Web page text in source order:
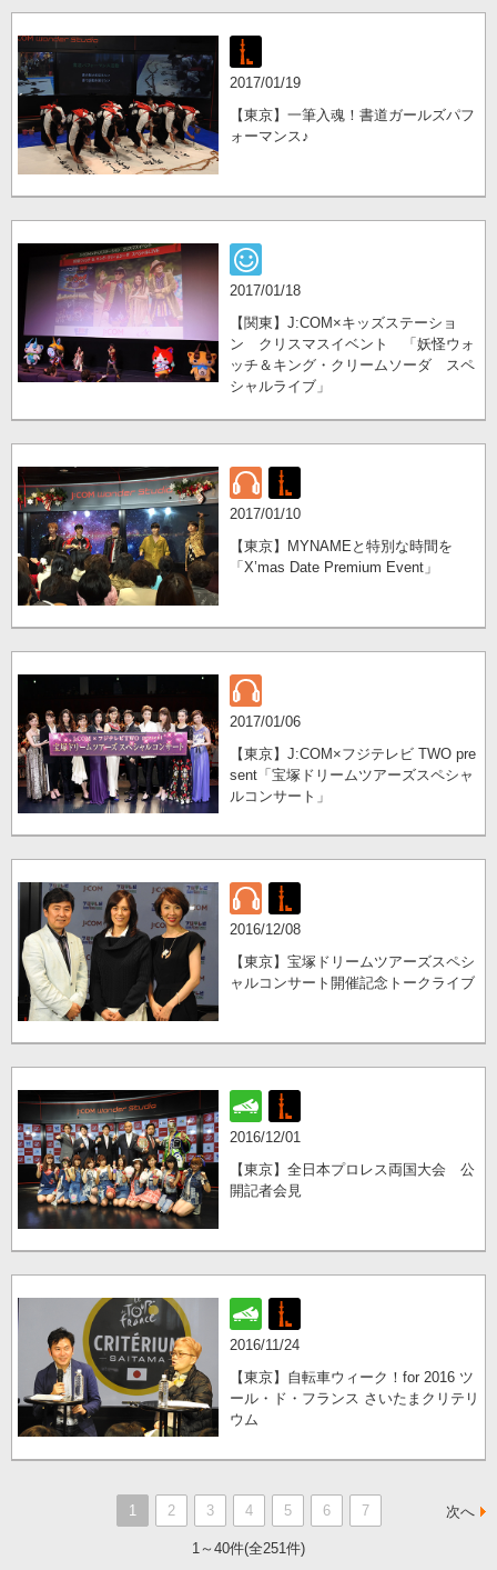
2017/01/19
【東京】一筆入魂！書道ガールズパフ
ォーマンス♪
2017/01/18
【関東】J:COM×キッズステーショ
ン クリスマスイベント 「妖怪ウォ
ッチ＆キング・クリームソーダ スペ
シャルライブ」
2017/01/10
【東京】MYNAMEと特別な時間を
「X’mas Date Premium Event」
2017/01/06
【東京】J:COM×フジテレビ TWO pre
sent「宝塚ドリームツアーズスペシャ
ルコンサート」
2016/12/08
【東京】宝塚ドリームツアーズスペシ
ャルコンサート開催記念トークライブ
2016/12/01
【東京】全日本プロレス両国大会 公
開記者会見
2016/11/24
【東京】自転車ウィーク！for 2016 ツ
ール・ド・フランス さいたまクリテリ
ウム
1 2 3 4 5 6 7 次へ
1～40件(全251件)